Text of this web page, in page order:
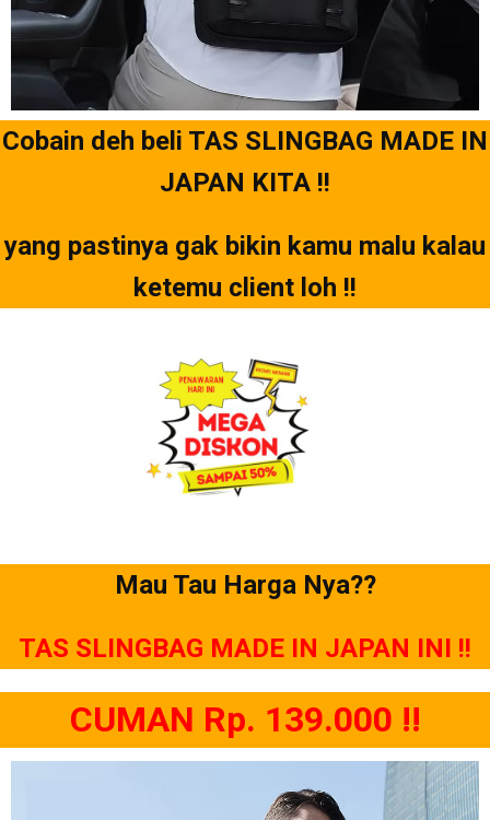
Cobain deh beli TAS SLINGBAG MADE IN
JAPAN KITA !!
yang pastinya gak bikin kamu malu kalau
ketemu client loh !!
Mau Tau Harga Nya??
TAS SLINGBAG MADE IN JAPAN INI !!
CUMAN Rp. 139.000 !!